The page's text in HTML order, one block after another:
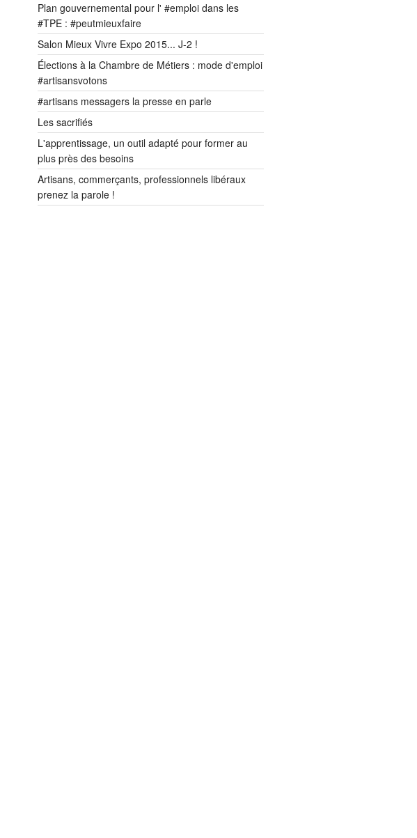
Plan gouvernemental pour l' #emploi dans les
#TPE : #peutmieuxfaire
Salon Mieux Vivre Expo 2015... J-2 !
Élections à la Chambre de Métiers : mode d'emploi
#artisansvotons
#artisans messagers la presse en parle
Les sacrifiés
L'apprentissage, un outil adapté pour former au
plus près des besoins
Artisans, commerçants, professionnels libéraux
prenez la parole !